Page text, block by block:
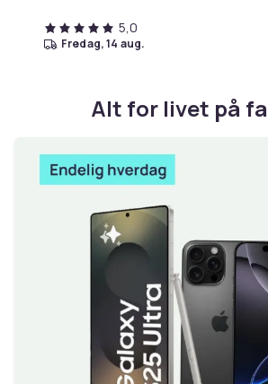
5,0
fredag, 14 aug.
Alt for livet på